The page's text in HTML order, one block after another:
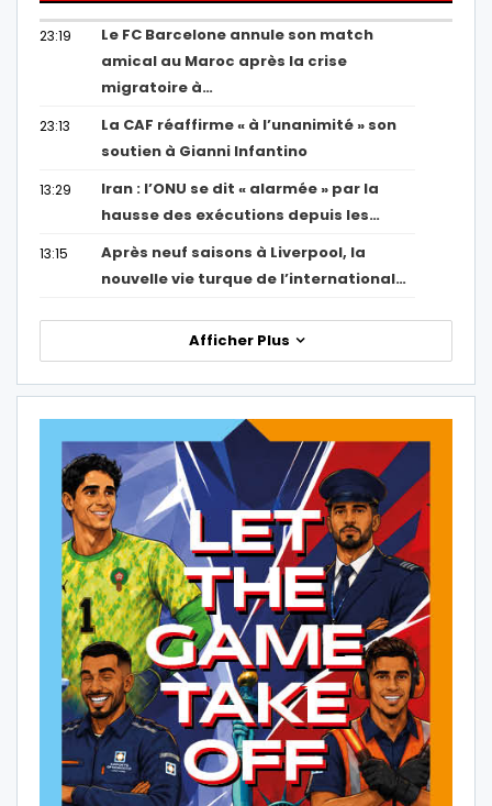
23:19
Le FC Barcelone annule son match
amical au Maroc après la crise
migratoire à…
23:13
La CAF réaffirme « à l’unanimité » son
soutien à Gianni Infantino
13:29
Iran : l’ONU se dit « alarmée » par la
hausse des exécutions depuis les…
13:15
Après neuf saisons à Liverpool, la
nouvelle vie turque de l’international…
Afficher Plus